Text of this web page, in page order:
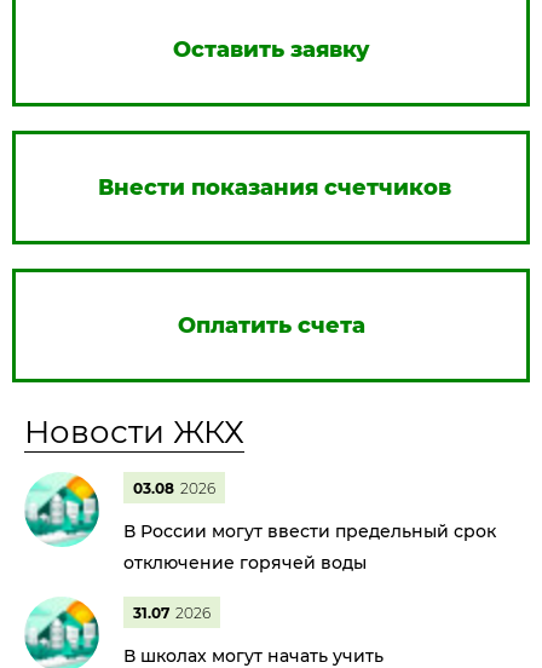
Оставить заявку
Внести показания счетчиков
Оплатить счета
Новости ЖКХ
03.08 2026
В России могут ввести предельный срок
отключение горячей воды
31.07 2026
В школах могут начать учить